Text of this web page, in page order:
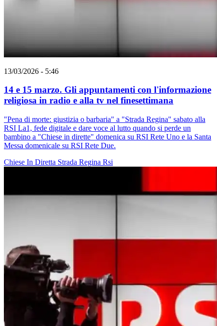
13/03/2026 - 5:46
14 e 15 marzo. Gli appuntamenti con l'informazione
religiosa in radio e alla tv nel finesettimana
"Pena di morte: giustizia o barbaria" a "Strada Regina" sabato alla
RSI La1, fede digitale e dare voce al lutto quando si perde un
bambino a "Chiese in dirette" domenica su RSI Rete Uno e la Santa
Messa domenicale su RSI Rete Due.
Chiese In Diretta Strada Regina Rsi